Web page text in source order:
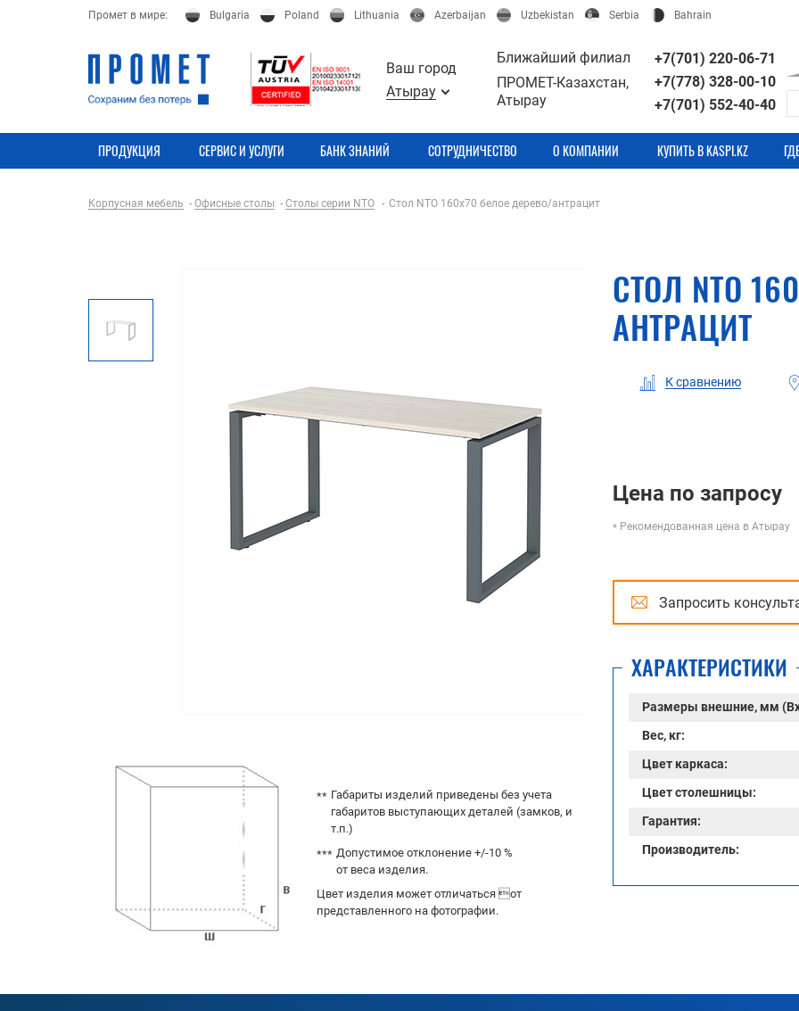
Промет в мире: Bulgaria Poland Lithuania Azerbaijan Uzbekistan Serbia Bahrain
Ваш город
Атырау
Ближайший филиал
ПРОМЕТ-Казахстан,
Атырау
+7(701) 220-06-71
+7(778) 328-00-10
+7(701) 552-40-40
ПРОДУКЦИЯ СЕРВИС И УСЛУГИ БАНК ЗНАНИЙ СОТРУДНИЧЕСТВО О КОМПАНИИ КУПИТЬ В KASPI.KZ
Корпусная мебель Офисные столы Столы серии NTO Стол NTO 160x70 белое дерево/антрацит
СТОЛ NTO
АНТРАЦИТ
К сравнению
Цена по запросу
Рекомендованная цена в Атырау
Запросить
ХАРАКТЕРИСТИКИ
Размеры внешние, мм
Вес, кг:
Цвет каркаса:
Цвет столешницы:
Гарантия:
Производитель:
Габариты изделий приведены без учета
габаритов выступающих деталей (замков, и
т.п.)
Допустимое отклонение +/-10 %
от веса изделия.
Цвет изделия может отличаться от
представленного на фотографии.